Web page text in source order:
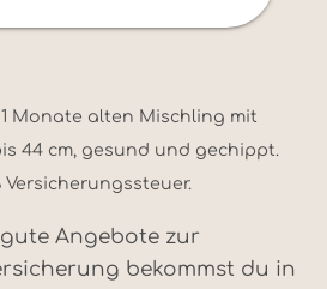
Monate alten Mischling mit
44 cm, gesund und gechippt.
Versicherungssteuer.
gute Angebote zur
bekommst du in